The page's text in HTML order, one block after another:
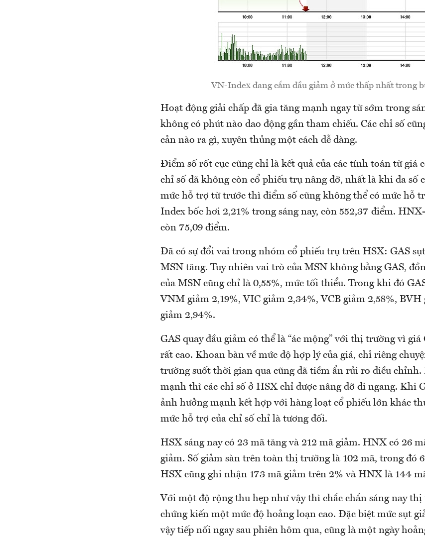
VN-Index đang cắm đầu giảm ở mức thấp nhất trong
Hoạt động giải chấp đã gia tăng mạnh ngay từ sớm trong
không có phút nào dao động gần tham chiếu. Các chỉ số
cản nào ra gì, xuyên thủng một cách dễ dàng.
Điểm số rốt cục cũng chỉ là kết quả của các tính toán từ giá
chỉ số đã không còn cổ phiếu trụ nâng đỡ, nhất là khi đa số
mức hỗ trợ từ trước thì điểm số cũng không thể có mức hỗ
Index bốc hơi 2,21% trong sáng nay, còn 552,37 điểm.
còn 75,09 điểm.
Đã có sự đổi vai trong nhóm cổ phiếu trụ trên HSX: GAS
MSN tăng. Tuy nhiên vai trò của MSN không bằng GAS,
của MSN cũng chỉ là 0,55%, mức tối thiểu. Trong khi đó
VNM giảm 2,19%, VIC giảm 2,34%, VCB giảm 2,58%,
giảm 2,94%.
GAS quay đầu giảm có thể là “ác mộng” với thị trường vì giá
rất cao. Khoan bàn về mức độ hợp lý của giá, chỉ riêng
trường suốt thời gian qua cũng đã tiềm ẩn rủi ro điều chỉnh.
mạnh thì các chỉ số ở HSX chỉ được nâng đỡ đi ngang. Khi
ảnh hưởng mạnh kết hợp với hàng loạt cổ phiếu lớn khác
mức hỗ trợ của chỉ số chỉ là tương đối.
HSX sáng nay có 23 mã tăng và 212 mã giảm. HNX có 26
giảm. Số giảm sàn trên toàn thị trường là 102 mã, trong đó
HSX cũng ghi nhận 173 mã giảm trên 2% và HNX là 144
Với một độ rộng thu hẹp như vậy thì chắc chắn sáng nay
chứng kiến một mức độ hoảng loạn cao. Đặc biệt mức sụt
vậy tiếp nối ngay sau phiên hôm qua, cũng là một ngày